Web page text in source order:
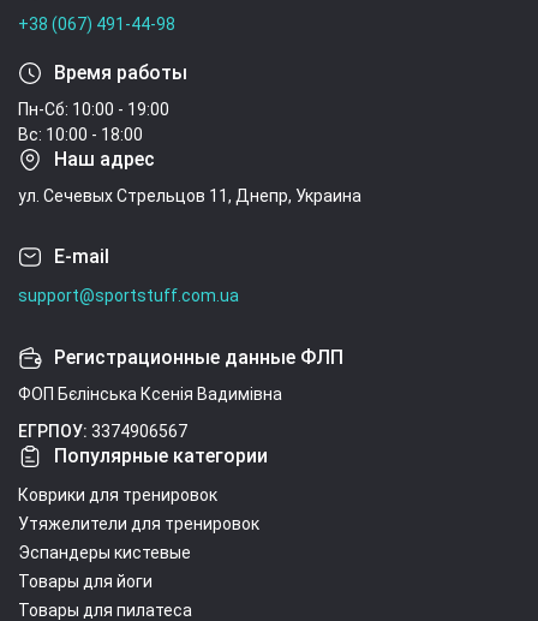
+38 (067) 491-44-98
Время работы
Пн-Сб: 10:00 - 19:00
Вс: 10:00 - 18:00
Наш адрес
ул. Сечевых Стрельцов 11, Днепр, Украина
E-mail
support@sportstuff.com.ua
Регистрационные данные ФЛП
ФОП Бєлінська Ксенія Вадимівна
ЕГРПОУ: 3374906567
Популярные категории
Коврики для тренировок
Утяжелители для тренировок
Эспандеры кистевые
Товары для йоги
Товары для пилатеса